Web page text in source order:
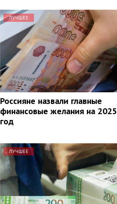
ЛУЧШЕЕ
Россияне назвали главные
финансовые желания на 2025
год
ЛУЧШЕЕ